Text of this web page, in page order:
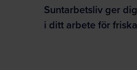
Suntarbetsliv ger
i ditt arbete för